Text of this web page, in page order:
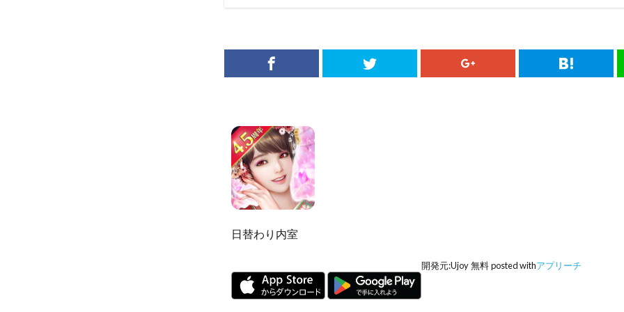
日替わり内室
開発元:Ujoy 無料 posted withアプリーチ